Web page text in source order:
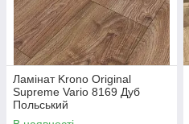
Ламінат Krono Original
Supreme Vario 8169 Дуб
Польський